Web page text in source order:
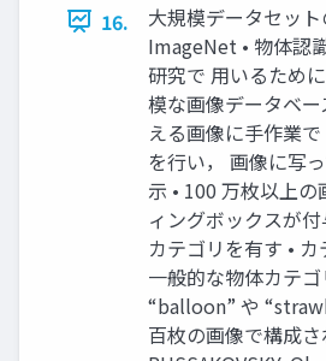
16.
⼤規模データセッ
ImageNet • 物体認
研究で ⽤いるため
模な画像データベ
える画像に⼿作業
を⾏い， 画像に写
⽰ • 100 万枚以上
ィングボックスが
カテゴリを有す •
⼀般的な物体カテ
“balloon” や
百枚の画像で構成